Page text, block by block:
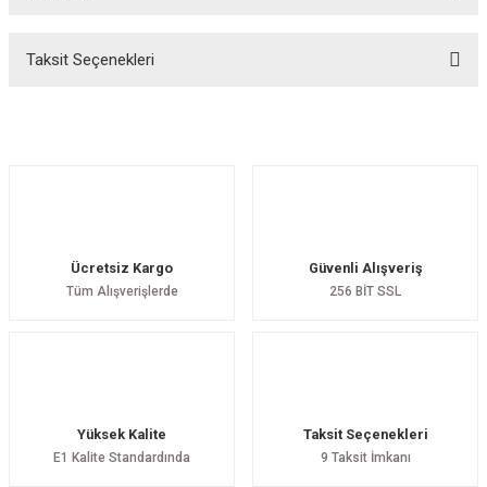
Taksit Seçenekleri
Ücretsiz Kargo
Tüm Alışverişlerde
Güvenli Alışveriş
256 BİT SSL
Yüksek Kalite
E1 Kalite Standardında
Taksit Seçenekleri
9 Taksit İmkanı